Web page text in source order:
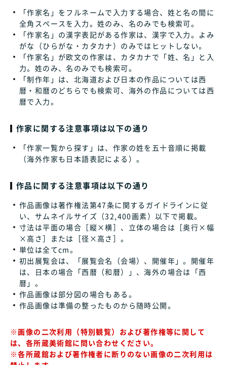
「作家名」をフルネームで入力する場合、姓と名の間に
全角スペースを入力。姓のみ、名のみでも検索可。
「作家名」の漢字表記がある作家は、漢字で入力。よみ
がな（ひらがな・カタカナ）のみではヒットしない。
「作家名」が欧文の作家は、カタカナで「姓、名」と入
力。姓のみ、名のみでも検索可。
「制作年」は、北海道および日本の作品については西
暦・和暦のどちらでも検索可、海外の作品については西
暦で入力。
作家に関する注意事項は以下の通り
「作家一覧から探す」は、作家の姓を五十音順に掲載
（海外作家も日本語表記による）。
作品に関する注意事項は以下の通り
作品画像は著作権法第47条に関するガイドラインに従
い、サムネイルサイズ（32,400画素）以下で掲載。
寸法は平面の場合［縦×横］、立体の場合は［奥行×幅
×高さ］または［径×高さ］。
単位は全てcm。
初出展覧会は、「展覧会名（会場）、開催年」。開催年
は、日本の場合「西暦（和暦）」、海外の場合は「西
暦」。
作品画像は部分図の場合もある。
作品画像は準備の整ったものから随時公開。
※画像の二次利用（特別観覧）および著作権等に関して
は、各所蔵美術館に問い合わせください。
※各所蔵館および著作権者に断りのない画像の二次利用は